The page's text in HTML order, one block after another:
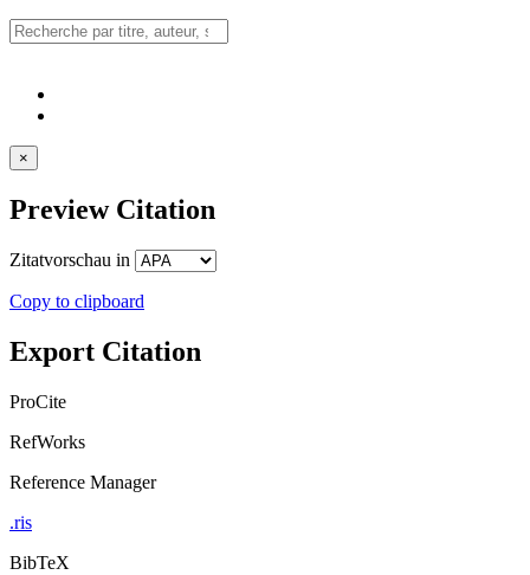
×
Preview Citation
Zitatvorschau in
Copy to clipboard
Export Citation
ProCite
RefWorks
Reference Manager
.ris
BibTeX